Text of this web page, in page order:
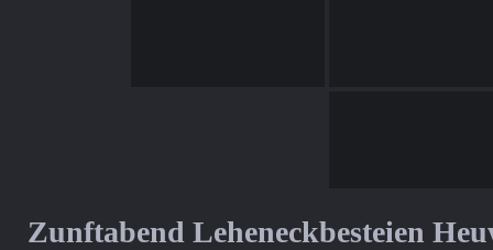
Zunftabend Leheneckbesteien